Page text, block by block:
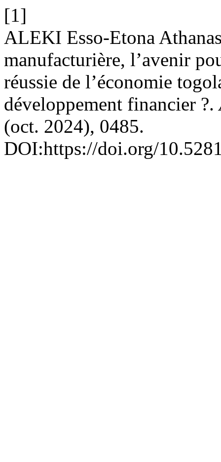
[1]
ALEKI Esso-Etona
manufacturière, l’avenir
réussie de l’économie
développement financier ?.
(oct. 2024), 0485.
DOI:https://doi.org/